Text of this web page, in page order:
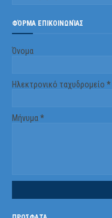
ΦΌΡΜΑ ΕΠΙΚΟΙΝΩΝΊΑΣ
Όνομα
Ηλεκτρονικό ταχυδρομείο *
Μήνυμα*